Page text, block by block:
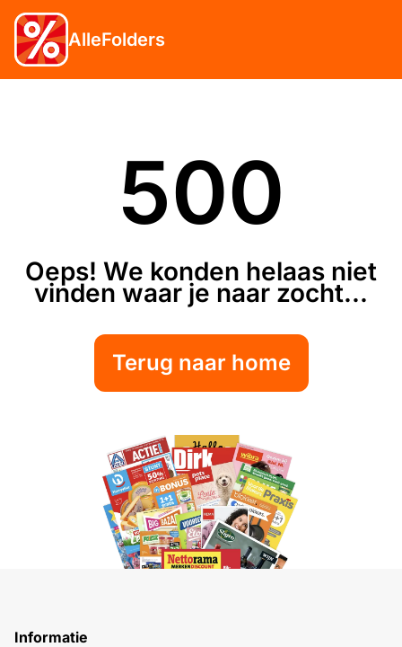
AlleFolders
500
Oeps! We konden helaas niet
vinden waar je naar zocht...
Terug naar home
Informatie